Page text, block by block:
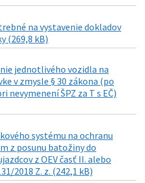
na vystavenie dokladov
(269,8 kB)
jednotlivého vozidla na
v zmysle § 30 zákona (po
nevymenení ŠPZ za T s EČ)
systému na ochranu
z posunu batožiny do
z OEV časť II. alebo
2018 Z. z. (242,1 kB)